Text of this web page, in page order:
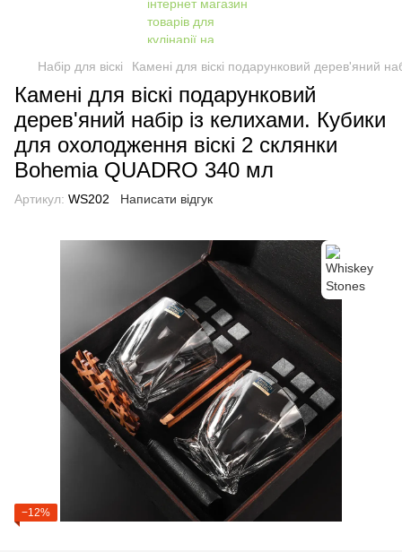
Набір для віскі Камені для віскі подарунковий дерев'яний
Камені для віскі подарунковий
дерев'яний набір із келихами. Кубики
для охолодження віскі 2 склянки
Bohemia QUADRO 340 мл
Артикул: WS202 Написати відгук
−12%